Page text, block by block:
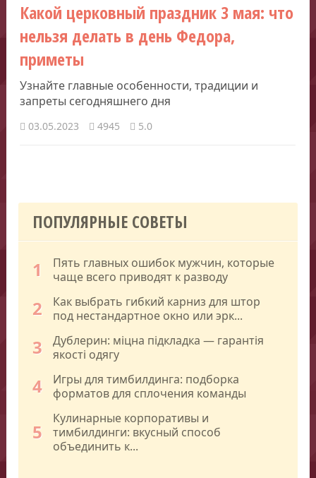
Какой церковный праздник 3 мая: что
нельзя делать в день Федора,
приметы
Узнайте главные особенности, традиции и
запреты сегодняшнего дня
03.05.2023 4945 5.0
ПОПУЛЯРНЫЕ СОВЕТЫ
1
Пять главных ошибок мужчин, которые
чаще всего приводят к разводу
2
Как выбрать гибкий карниз для штор
под нестандартное окно или эрк...
3
Дублерин: міцна підкладка — гарантія
якості одягу
4
Игры для тимбилдинга: подборка
форматов для сплочения команды
5
Кулинарные корпоративы и
тимбилдинги: вкусный способ
объединить к...